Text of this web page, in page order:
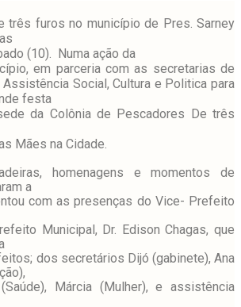
três furos no município de Pres. Sarney
(10). Numa ação da
em parceria com as secretarias de
Assistência Social, Cultura e Politica para
festa
da Colônia de Pescadores De três
Mães na Cidade.
homenagens e momentos de
a
com as presenças do Vice- Prefeito
Municipal, Dr. Edison Chagas, que
dos secretários Dijó (gabinete), Ana
Márcia (Mulher), e assistência